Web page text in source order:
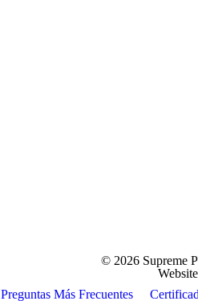
© 2026 Supreme
Preguntas Más Frecuentes